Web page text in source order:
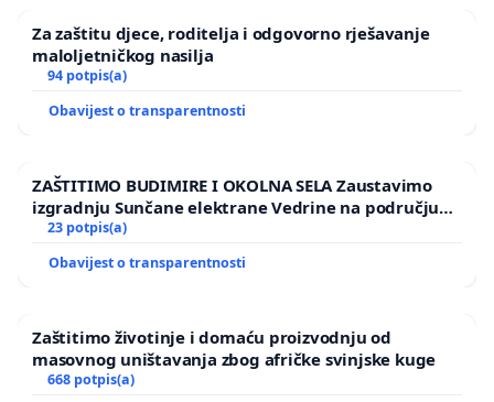
Za zaštitu djece, roditelja i odgovorno rješavanje
maloljetničkog nasilja
94 potpis(a)
Obavijest o transparentnosti
ZAŠTITIMO BUDIMIRE I OKOLNA SELA Zaustavimo
izgradnju Sunčane elektrane Vedrine na području
Ugljana
23 potpis(a)
Obavijest o transparentnosti
Zaštitimo životinje i domaću proizvodnju od
masovnog uništavanja zbog afričke svinjske kuge
668 potpis(a)